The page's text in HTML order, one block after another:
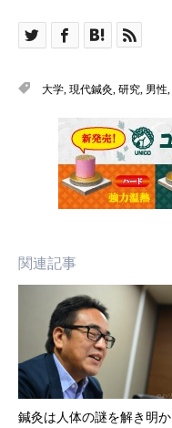
大学, 現代鍼灸, 研究, 男性,
関連記事
鍼灸は人体の謎を解き明か